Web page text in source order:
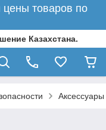
цены товаров по
Казахстана.
Аксессуары